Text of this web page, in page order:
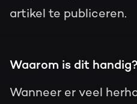
artikel te publiceren.
Waarom is dit handig?
Wanneer er veel